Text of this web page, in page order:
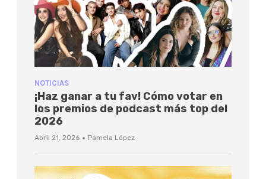
NOTICIAS
¡Haz ganar a tu fav! Cómo votar en
los premios de podcast más top del
2026
Abril 21, 2026 · Pamela López